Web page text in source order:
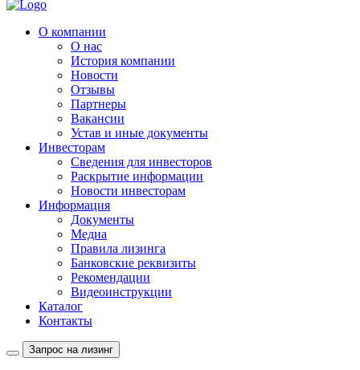
О компании
О нас
История компании
Новости
Отзывы
Партнеры
Вакансии
Устав и иные документы
Инвесторам
Сведения для инвесторов
Раскрытие информации
Новости инвесторам
Информация
Документы
Медиа
Правила лизинга
Банковские реквизиты
Рекомендации
Видеоинструкции
Каталог
Контакты
Запрос на лизинг